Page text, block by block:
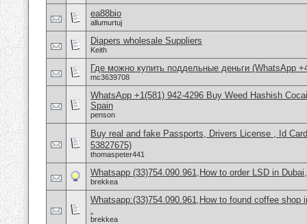
ea88bio
allumurtuj
Diapers wholesale Suppliers
Keith
Где можно купить поддельные деньги (WhatsApp
mc3639708
WhatsApp +1(581) 942-4296 Buy Weed Hashish
Spain
penson
Buy real and fake Passports, Drivers License , Id
53827675)
thomaspeter441
Whatsapp (33)754.090.961,How to order LSD in
brekkea
Whatsapp:(33)754.090.961,How to found coffee shop
.
brekkea